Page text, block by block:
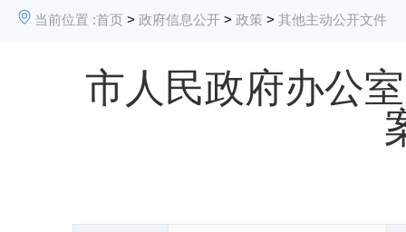
当前位置 :首页 > 政府信息公开 > 政策 > 其他主动公开文件
市人民政府办公